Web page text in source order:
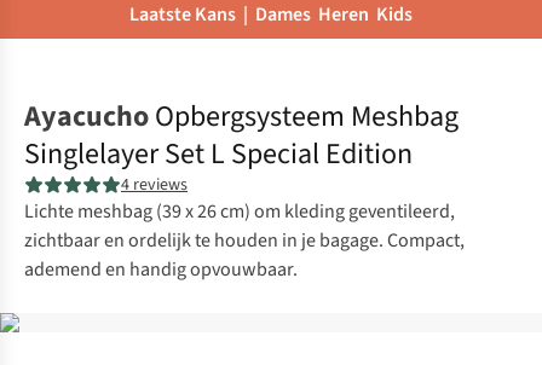
Laatste Kans | Dames Heren Kids
AyacuchoOpbergsysteem Meshbag
Singlelayer Set L Special Edition
4 reviews
Lichte meshbag (39 x 26 cm) om kleding geventileerd,
zichtbaar en ordelijk te houden in je bagage. Compact,
ademend en handig opvouwbaar.